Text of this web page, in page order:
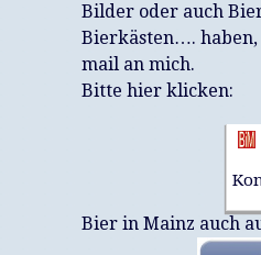
Bilder oder auch
Bierkästen….
mail an mich.
Bitte hier klicken:
Bier in Mainz auch